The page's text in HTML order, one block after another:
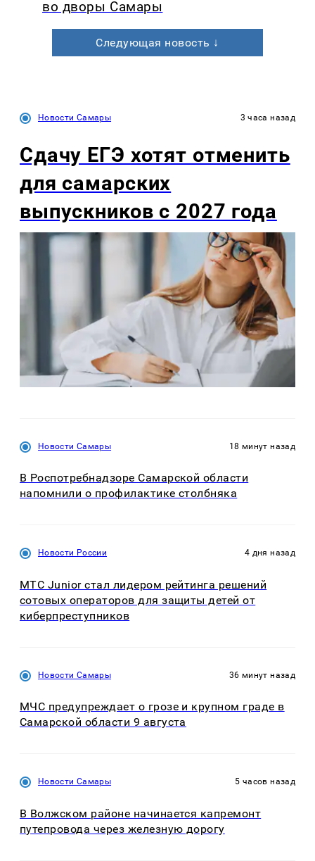
во дворы Самары
Следующая новость ↓
Новости Самары 3 часа назад
Сдачу ЕГЭ хотят отменить
для самарских
выпускников с 2027 года
Новости Самары 18 минут назад
В Роспотребнадзоре Самарской области
напомнили о профилактике столбняка
Новости России 4 дня назад
МТС Junior стал лидером рейтинга решений
сотовых операторов для защиты детей от
киберпреступников
Новости Самары 36 минут назад
МЧС предупреждает о грозе и крупном граде в
Самарской области 9 августа
Новости Самары 5 часов назад
В Волжском районе начинается капремонт
путепровода через железную дорогу